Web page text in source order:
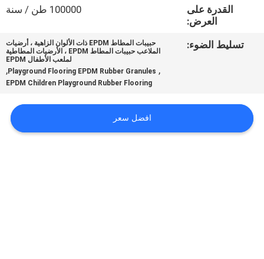
اطلب
خريطة
الموقع
القدرة على
العرض:
100000 طن / سنة
تسليط الضوء:
حبيبات المطاط EPDM ذات الألوان الزاهية ، أرضيات
الملاعب حبيبات المطاط EPDM ، الأرضيات المطاطية
لملعب الأطفال EPDM
,
Playground Flooring EPDM Rubber Granules
,
EPDM Children Playground Rubber Flooring
افضل سعر